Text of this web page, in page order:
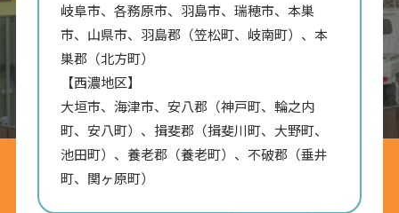
岐阜市、各務原市、羽島市、瑞穂市、本巣
市、山県市、羽島郡（笠松町、岐南町）、本
巣郡（北方町）
【西濃地区】
大垣市、海津市、安八郡（神戸町、輪之内
町、安八町）、揖斐郡（揖斐川町、大野町、
池田町）、養老郡（養老町）、不破郡（垂井
町、関ヶ原町）